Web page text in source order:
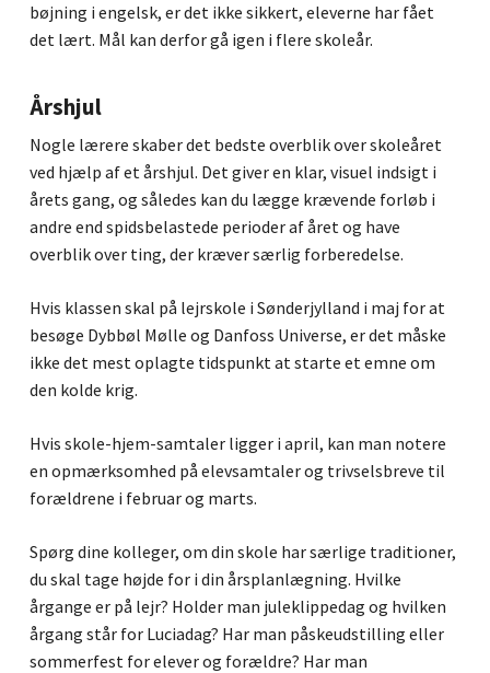
bøjning i engelsk, er det ikke sikkert, eleverne har fået
det lært. Mål kan derfor gå igen i flere skoleår.
Årshjul
Nogle lærere skaber det bedste overblik over skoleåret
ved hjælp af et årshjul. Det giver en klar, visuel indsigt i
årets gang, og således kan du lægge krævende forløb i
andre end spidsbelastede perioder af året og have
overblik over ting, der kræver særlig forberedelse.
Hvis klassen skal på lejrskole i Sønderjylland i maj for at
besøge Dybbøl Mølle og Danfoss Universe, er det måske
ikke det mest oplagte tidspunkt at starte et emne om
den kolde krig.
Hvis skole-hjem-samtaler ligger i april, kan man notere
en opmærksomhed på elevsamtaler og trivselsbreve til
forældrene i februar og marts.
Spørg dine kolleger, om din skole har særlige traditioner,
du skal tage højde for i din årsplanlægning. Hvilke
årgange er på lejr? Holder man juleklippedag og hvilken
årgang står for Luciadag? Har man påskeudstilling eller
sommerfest for elever og forældre? Har man